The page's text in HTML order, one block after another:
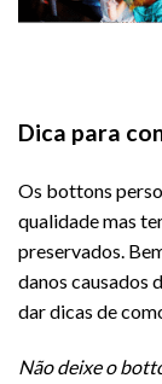
Dica para
Os bottons
qualidade mas
preservados.
danos causados
dar dicas de
Não deixe o